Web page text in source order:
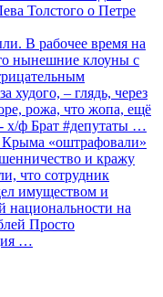
Толстого о Петре
В рабочее время на
нынешние клоуны с
худого, – глядь, через
рожа, что жопа, ещё
х/ф Брат #депутаты …
Крыма «оштрафовали»
и кражу
что сотрудник
имуществом и
национальности на
Просто
…